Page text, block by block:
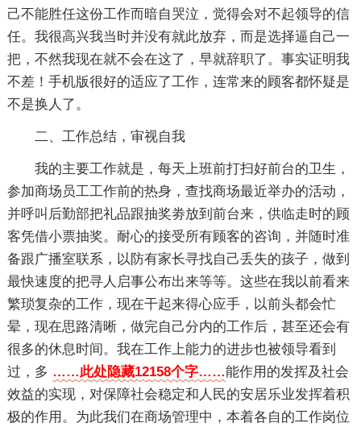
己不能胜任这份工作而暗自哭泣，觉得会对不起领导的信
任。我很高兴我当时并没有就此放弃，而是选择逼自己一
把，不然我现在就不会在这了，早就辞职了。事实证明我
不差！手机版很好的适应了工作，连常来的顾客都怀疑是
不是换人了。
二、工作总结，审视自我
我的主要工作就是，每天上班前打扫好前台的卫生，
参加商场员工工作前的热身，查找商场最近举办的活动，
并呼叫后勤部把礼品跟抽奖劵放到前台来，供临走时的顾
客凭借小票抽奖。耐心的接受所有顾客的咨询，并随时准
备跟广播室联系，以防有家长寻找自己丢失的孩子，做到
最快速度的把寻人启事公布出来等等。这些在我以前看来
繁琐复杂的工作，现在干起来得心应手，以前头都会忙
晕，现在思路清晰，做完自己分内的工作后，甚至还会有
很多的休息时间。我在工作上能力的进步也被领导看到
过，多 ……此处隐藏12158个字……能作用的发挥及社会
效益的实现，对保障社会稳定和人民的安居乐业发挥着积
极的作用。为此我们在商场管理中，本着各自的工作岗位